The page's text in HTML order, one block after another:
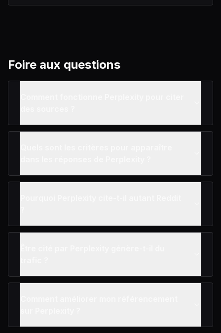
Foire aux questions